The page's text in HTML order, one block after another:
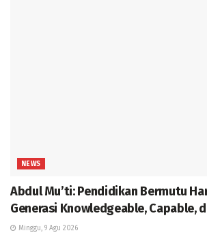
NEWS
Abdul Mu’ti: Pendidikan Bermutu
Generasi Knowledgeable, Capable,
Minggu, 9 Agu 2026